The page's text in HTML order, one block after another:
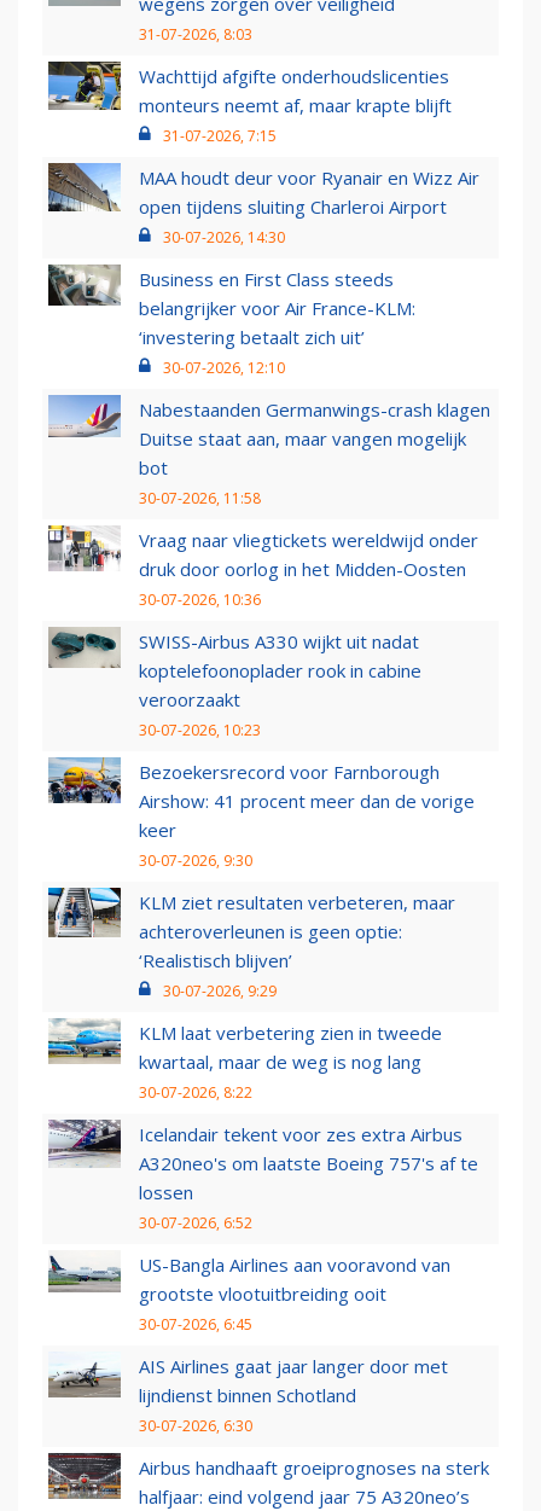
31-07-2026, 8:03
Wachttijd afgifte onderhoudslicenties
monteurs neemt af, maar krapte blijft
31-07-2026, 7:15
MAA houdt deur voor Ryanair en Wizz Air
open tijdens sluiting Charleroi Airport
30-07-2026, 14:30
Business en First Class steeds
belangrijker voor Air France-KLM:
‘investering betaalt zich uit’
30-07-2026, 12:10
Nabestaanden Germanwings-crash klagen
Duitse staat aan, maar vangen mogelijk
bot
30-07-2026, 11:58
Vraag naar vliegtickets wereldwijd onder
druk door oorlog in het Midden-Oosten
30-07-2026, 10:36
SWISS-Airbus A330 wijkt uit nadat
koptelefoonoplader rook in cabine
veroorzaakt
30-07-2026, 10:23
Bezoekersrecord voor Farnborough
Airshow: 41 procent meer dan de vorige
keer
30-07-2026, 9:30
KLM ziet resultaten verbeteren, maar
achteroverleunen is geen optie:
‘Realistisch blijven’
30-07-2026, 9:29
KLM laat verbetering zien in tweede
kwartaal, maar de weg is nog lang
30-07-2026, 8:22
Icelandair tekent voor zes extra Airbus
A320neo's om laatste Boeing 757's af te
lossen
30-07-2026, 6:52
US-Bangla Airlines aan vooravond van
grootste vlootuitbreiding ooit
30-07-2026, 6:45
AIS Airlines gaat jaar langer door met
lijndienst binnen Schotland
30-07-2026, 6:30
Airbus handhaaft groeiprognoses na sterk
halfjaar: eind volgend jaar 75 A320neo’s